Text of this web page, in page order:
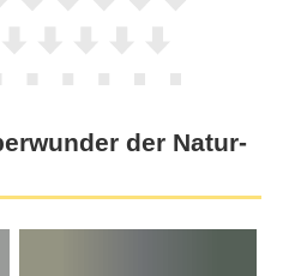
der Natur-